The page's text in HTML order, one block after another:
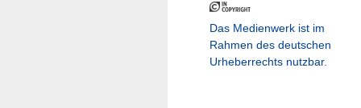
Das Medienwerk ist im
Rahmen des deutschen
Urheberrechts nutzbar.